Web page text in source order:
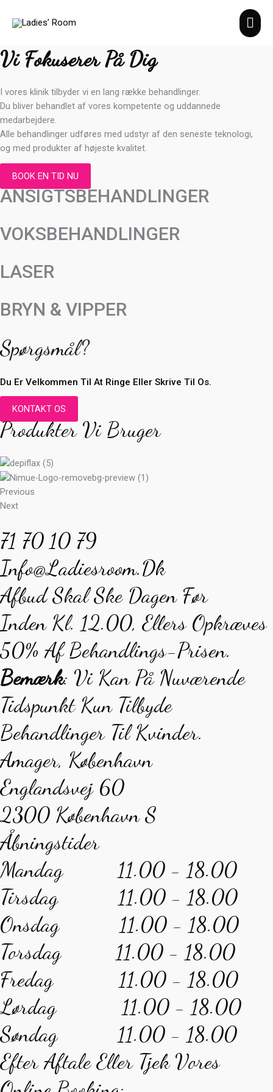
Vi Fokuserer På Dig
I vores klinik tilbyder vi en lang række behandlinger.
Du bliver behandlet af vores kompetente og uddannede
medarbejdere.
Alle behandlinger udføres med udstyr af den seneste teknologi,
og med produkter af højeste kvalitet.​
BOOK EN TID NU
ANSIGTSBEHANDLINGER
VOKSBEHANDLINGER
LASER
BRYN & VIPPER
Spørgsmål?
Du Er Velkommen Til At Ringe Eller Skrive Til Os.
KONTAKT OS
Produkter Vi Bruger
Previous
Next
71 70 10 79
Info@ladiesroom.dk
Afbud Skal Ske Dagen Før
Inden Kl. 12.00, Ellers Opkræves
50% Af Behandlings-Prisen.
Bemærk: Vi Kan På Nuværende
Tidspunkt Kun Tilbyde
Behandlinger Til Kvinder.
Amager, København
Englandsvej 60
2300 København S
Åbningstider
Mandag 11.00 - 18.00
Tirsdag 11.00 - 18.00
Onsdag 11.00 - 18.00
Torsdag 11.00 - 18.00
Fredag 11.00 - 18.00
Lørdag 11.00 - 18.00
Søndag 11.00 - 18.00
Efter Aftale Eller Tjek Vores